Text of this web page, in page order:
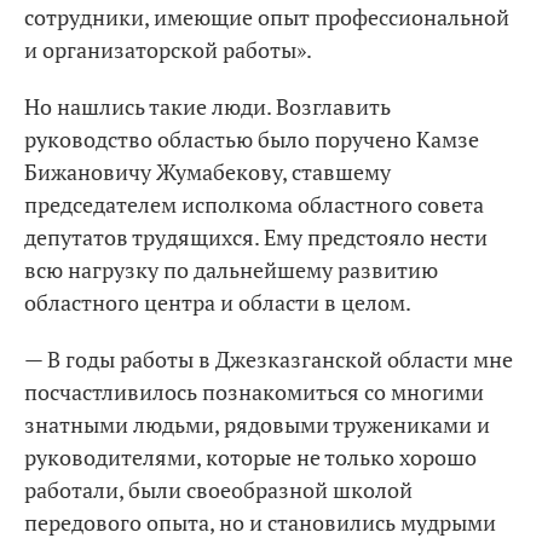
сотрудники, имеющие опыт профессиональной
и организаторской работы».
Но нашлись такие люди. Возглавить
руководство областью было поручено Камзе
Бижановичу Жумабекову, ставшему
председателем исполкома областного совета
депутатов трудящихся. Ему предстояло нести
всю нагрузку по дальнейшему развитию
областного центра и области в целом.
— В годы работы в Джезказганской области мне
посчастливилось познакомиться со многими
знатными людьми, рядовыми тружениками и
руководителями, которые не только хорошо
работали, были своеобразной школой
передового опыта, но и становились мудрыми